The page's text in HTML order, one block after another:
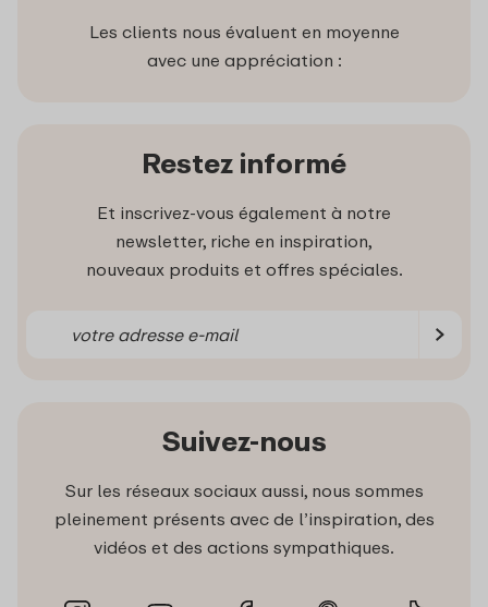
Les clients nous évaluent en moyenne
avec une appréciation :
Restez informé
Et inscrivez-vous également à notre
newsletter, riche en inspiration,
nouveaux produits et offres spéciales.
Suivez-nous
Sur les réseaux sociaux aussi, nous sommes
pleinement présents avec de l’inspiration, des
vidéos et des actions sympathiques.